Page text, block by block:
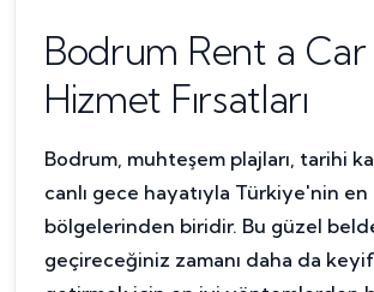
Bodrum Rent a
Hizmet Fırsatları
Bodrum, muhteşem plajları, tarihi
canlı gece hayatıyla Türkiye'nin
bölgelerinden biridir. Bu güzel
geçireceğiniz zamanı daha da